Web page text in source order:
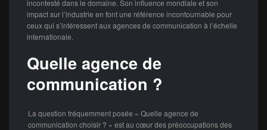
incontesté dans le domaine. Son influence mondiale et son
impact sur l’industrie en font une référence incontournable pour
ceux qui s’intéressent aux agences de communication à l’échelle
internationale.
Quelle agence de
communication ?
La question fréquemment posée « Quelle agence de
communication choisir ? » est au cœur des préoccupations des